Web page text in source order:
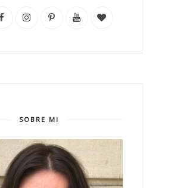
SOBRE MI